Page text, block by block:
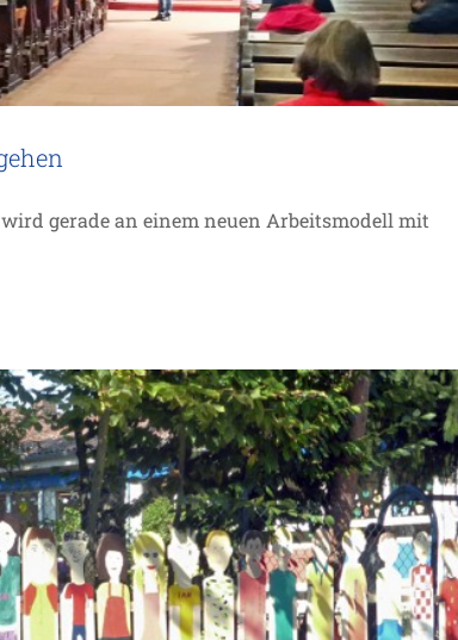
gerade an einem neuen Arbeitsmodell mit
stößt an Grenzen